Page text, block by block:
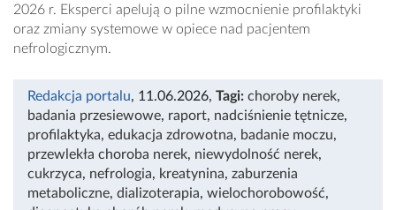
2026 r. Eksperci apelują o pilne wzmocnienie profilaktyki
oraz zmiany systemowe w opiece nad pacjentem
nefrologicznym.
Redakcja portalu, 11.06.2026, Tagi: choroby nerek,
badania przesiewowe, raport, nadciśnienie tętnicze,
profilaktyka, edukacja zdrowotna, badanie moczu,
przewlekła choroba nerek, niewydolność nerek,
cukrzyca, nefrologia, kreatynina, zaburzenia
metaboliczne, dializoterapia, wielochorobowość,